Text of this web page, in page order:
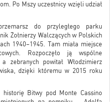
Po Mszy uczestnicy wzięli udział
do przyległego parku
Żołnierzy Walczących w Polskich
1940–1945. Tam miała miejsce
Rozpoczęło ją wspólne
zebranych powitał Włodzimierz
dzięki któremu w 2015 roku
historię Bitwy pod Monte Cassino